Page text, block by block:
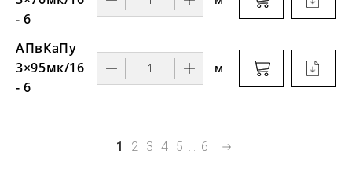
- 6
АПвКаПу
3×95мк/16
- 6
м
1 2 3 4 5 ... 6